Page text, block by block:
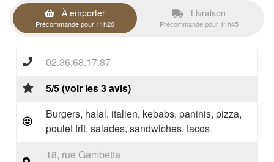
À emporter
Précommande pour 11h20
Livraison
Précommande pour 11h45
02.36.68.17.87
5/5 (voir les 3 avis)
Burgers, halal, italien, kebabs, paninis, pizza,
poulet frit, salades, sandwiches, tacos
18, rue Gambetta